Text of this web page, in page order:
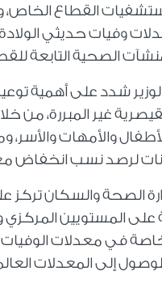
القطاع الخاص،
وفيات حديثي
الصحية التابعة
شدد على أهمية
غير المبررة،
والأمهات
لرصد نسب انخفاض
الصحة والسكان
على المستويين
في معدلات
إلى المعدلات